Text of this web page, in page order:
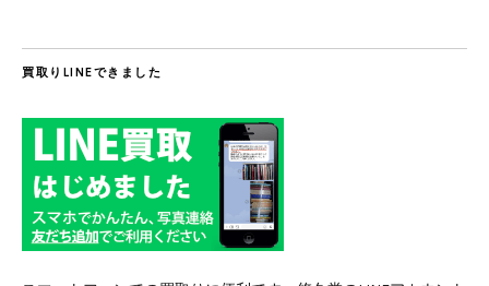
買取りLINEできました